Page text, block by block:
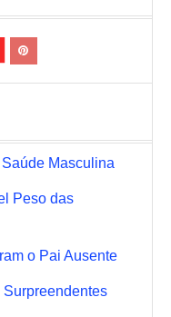
Masculina
Peso das
o Pai Ausente